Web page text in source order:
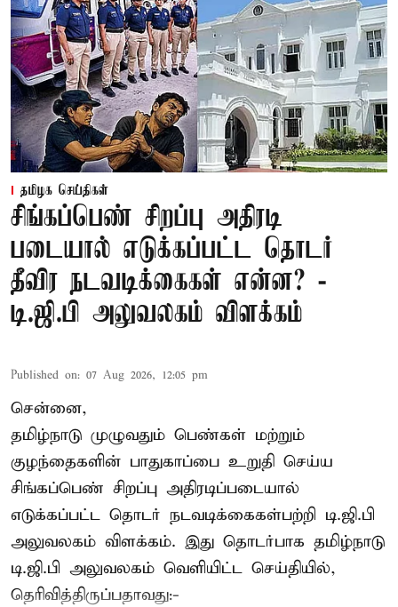
தமிழக செய்திகள்
சிங்கப்பெண் சிறப்பு அதிரடி
படையால் எடுக்கப்பட்ட தொடர்
தீவிர நடவடிக்கைகள் என்ன? -
டி.ஜி.பி அலுவலகம் விளக்கம்
Published on: 07 Aug 2026, 12:05 pm
சென்னை,
தமிழ்நாடு முழுவதும் பெண்கள் மற்றும்
குழந்தைகளின் பாதுகாப்பை உறுதி செய்ய
சிங்கப்பெண் சிறப்பு அதிரடிப்படையால்
எடுக்கப்பட்ட தொடர் நடவடிக்கைகள்பற்றி டி.ஜி.பி
அலுவலகம் விளக்கம். இது தொடர்பாக தமிழ்நாடு
டி.ஜி.பி அலுவலகம் வெளியிட்ட செய்தியில்,
தெரிவித்திருப்பதாவது:-